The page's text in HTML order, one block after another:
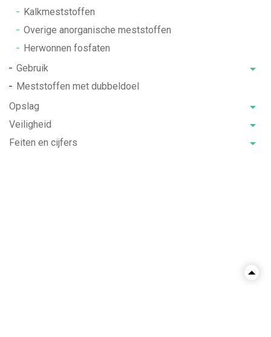
Kalkmeststoffen
Overige anorganische meststoffen
Herwonnen fosfaten
Gebruik
Meststoffen met dubbeldoel
Opslag
Veiligheid
Feiten en cijfers